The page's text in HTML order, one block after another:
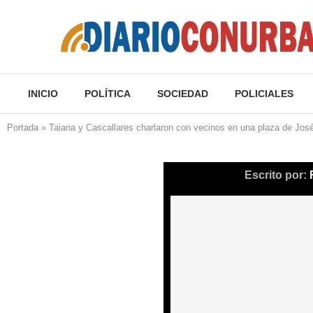
INICIO POLÍTICA SOCIEDAD POLICIALES
Portada » Taiana y Cascallares charlaron con vecinos en una plaza de
Escrito por: